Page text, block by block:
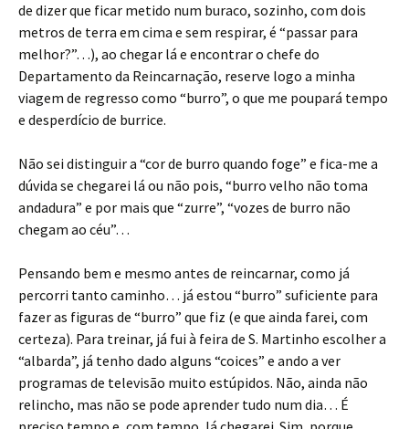
de dizer que ficar metido num buraco, sozinho, com dois
metros de terra em cima e sem respirar, é “passar para
melhor?”…), ao chegar lá e encontrar o chefe do
Departamento da Reincarnação, reserve logo a minha
viagem de regresso como “burro”, o que me poupará tempo
e desperdício de burrice.
Não sei distinguir a “cor de burro quando foge” e fica-me a
dúvida se chegarei lá ou não pois, “burro velho não toma
andadura” e por mais que “zurre”, “vozes de burro não
chegam ao céu”…
Pensando bem e mesmo antes de reincarnar, como já
percorri tanto caminho… já estou “burro” suficiente para
fazer as figuras de “burro” que fiz (e que ainda farei, com
certeza). Para treinar, já fui à feira de S. Martinho escolher a
“albarda”, já tenho dado alguns “coices” e ando a ver
programas de televisão muito estúpidos. Não, ainda não
relincho, mas não se pode aprender tudo num dia… É